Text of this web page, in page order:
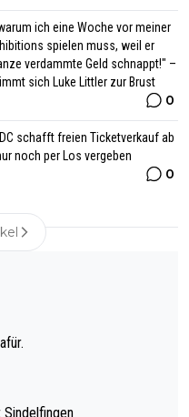
ich eine Woche vor meiner
spielen muss, weil er
verdammte Geld schnappt!" –
sich Luke Littler zur Brust
0
schafft freien Ticketverkauf ab
noch per Los vergeben
0